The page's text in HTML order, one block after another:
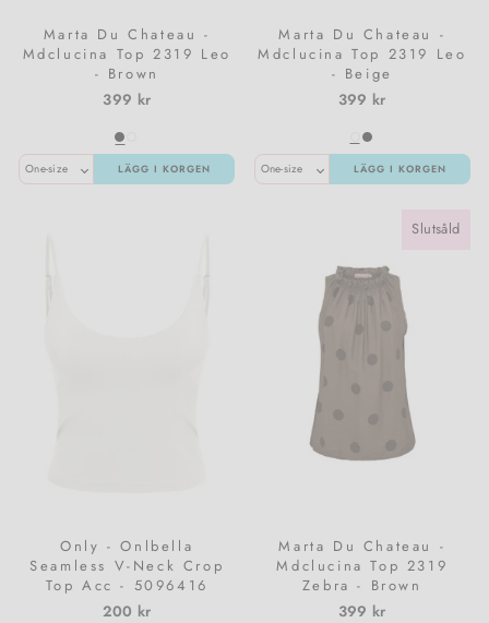
Marta Du Chateau -
Mdclucina Top 2319 Leo
- Brown
399 kr
LÄGG I KORGEN
Marta Du Chateau -
Mdclucina Top 2319 Leo
- Beige
399 kr
LÄGG I KORGEN
Only - Onlbella
Seamless V-Neck Crop
Top Acc - 5096416
Cloud Dancer
200 kr
Slutsåld
Marta Du Chateau -
Mdclucina Top 2319
Zebra - Brown
399 kr